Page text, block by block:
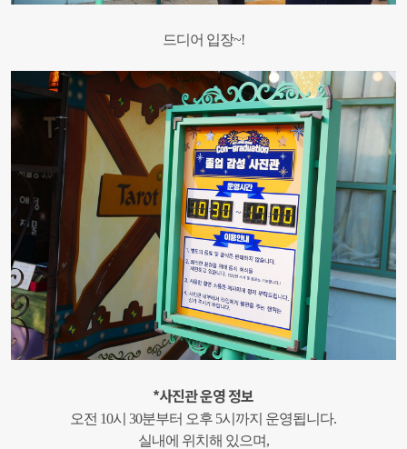
드디어 입장~!
*사진관 운영 정보
오전 10시 30분부터 오후 5시까지 운영됩니다.
실내에 위치해 있으며,